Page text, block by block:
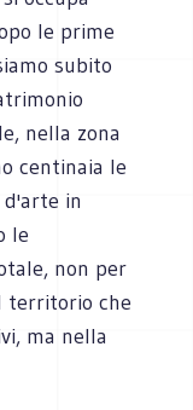
le prime
subito
nella zona
centinaia le
in
le
non per
territorio che
ma nella